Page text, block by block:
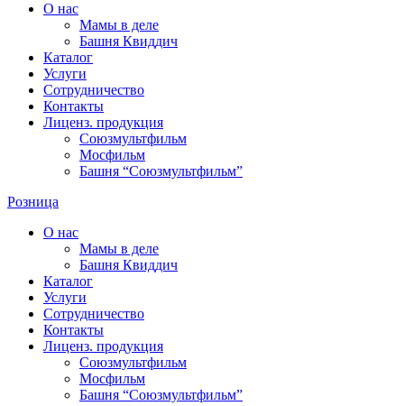
О нас
Мамы в деле
Башня Квиддич
Каталог
Услуги
Сотрудничество
Контакты
Лиценз. продукция
Союзмультфильм
Мосфильм
Башня “Союзмультфильм”
Розница
О нас
Мамы в деле
Башня Квиддич
Каталог
Услуги
Сотрудничество
Контакты
Лиценз. продукция
Союзмультфильм
Мосфильм
Башня “Союзмультфильм”